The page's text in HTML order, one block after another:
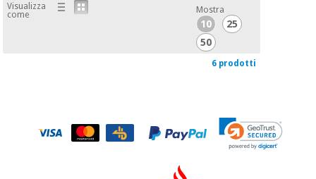
Visualizza
come
Mostra
10
25
50
6 prodotti